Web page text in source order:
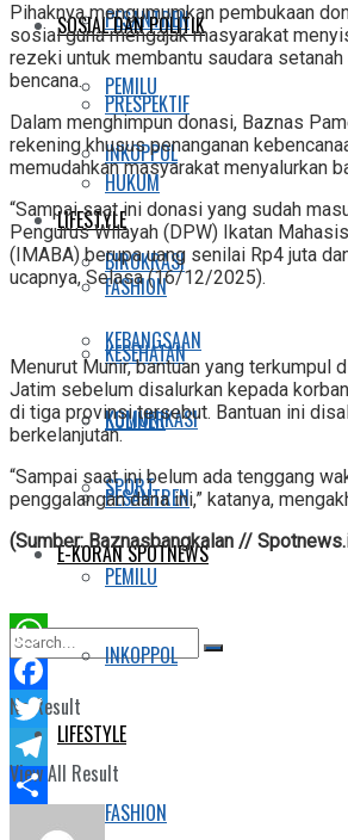
PESANTREN
PEMILU
INKOPPOL
LIFESTYLE
FASHION
KESEHATAN
KULINER
SPORT
E-KORAN SPOTNEWS
No Result
View All Result
SOSIAL DAN POLITIK
PRESPEKTIF
HUKUM
BIROKRASI
KEBANGSAAN
KOMUNIKASI
PESANTREN
PEMILU
INKOPPOL
LIFESTYLE
FASHION
Pihaknya mengumumkan pembukaan
sosial guna mengajak masyarakat
rezeki untuk membantu saudara
bencana.
Dalam menghimpun donasi, Baznas
rekening khusus penanganan
memudahkan masyarakat menyalurkan
“Sampai saat ini donasi yang sudah
Pengurus Wilayah (DPW) Ikatan
(IMABA) berupa uang senilai Rp4 juta
ucapnya, Selasa (16/12/2025).
Menurut Munir, bantuan yang terkumpul
Jatim sebelum disalurkan kepada
di tiga provinsi tersebut. Bantuan ini
berkelanjutan.
“Sampai saat ini belum ada tenggang
penggalangan dana ini,” katanya,
(Sumber: Baznasbangkalan //
WhatsApp
Facebook
Twitter
Telegram
Share